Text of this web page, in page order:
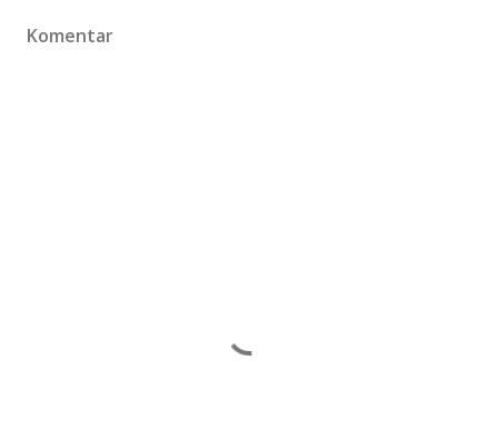
Komentar